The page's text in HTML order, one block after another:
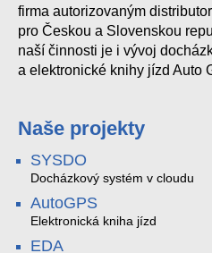
firma autorizovaným
pro Českou a Slovenskou
naší činnosti je i vývoj
a elektronické knihy jízd Auto
Naše projekty
SYSDO
Docházkový systém v cloudu
AutoGPS
Elektronická kniha jízd
EDA